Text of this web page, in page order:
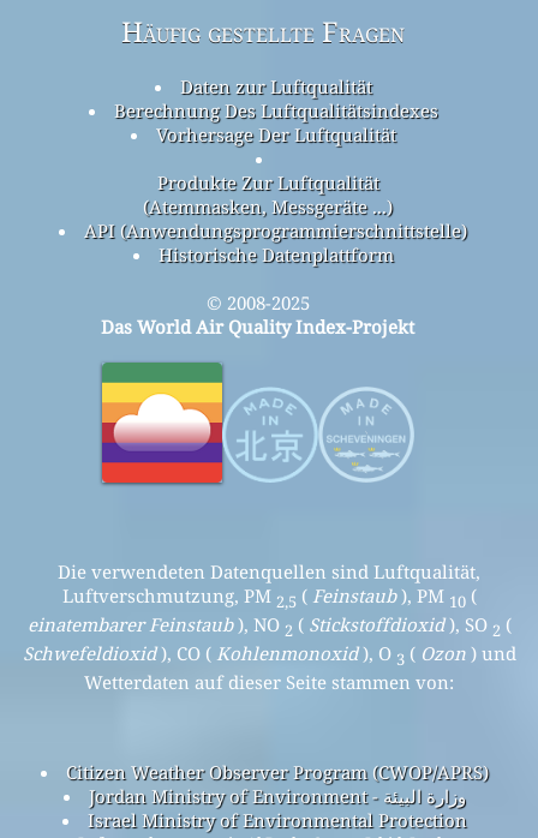
Häufig gestellte Fragen
Daten zur Luftqualität
Berechnung Des Luftqualitätsindexes
Vorhersage Der Luftqualität
Produkte Zur Luftqualität
(Atemmasken, Messgeräte ...)
API (Anwendungsprogrammierschnittstelle)
Historische Datenplattform
© 2008-2025
Das World Air Quality Index-Projekt
Die verwendeten Datenquellen sind Luftqualität,
Luftverschmutzung, PM 2,5 ( Feinstaub), PM 10(
einatembarer Feinstaub), NO 2 ( Stickstoffdioxid), SO 2 (
Schwefeldioxid), CO ( Kohlenmonoxid), O 3 ( Ozon) und
Wetterdaten auf dieser Seite stammen von:
Citizen Weather Observer Program (CWOP/APRS)
Jordan Ministry of Environment - وزارة البيئة
Israel Ministry of Environmental Protection